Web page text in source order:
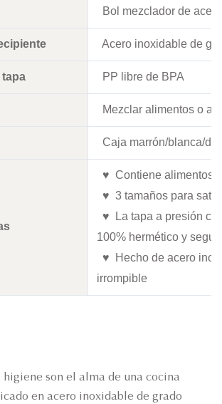
Bol mezclador de
Acero inoxidable de
tapa PP libre de BPA
Mezclar alimentos o
Caja marrón/blanca/de
♥ Contiene alimentos
♥ 3 tamaños para
♥ La tapa a presión
100% hermético y
♥ Hecho de acero
irrompible
son el alma de una cocina
en acero inoxidable de grado